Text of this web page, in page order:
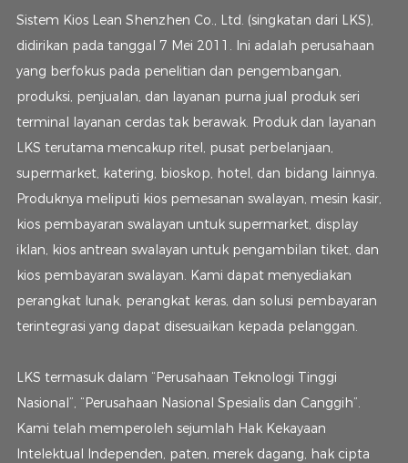
Sistem Kios Lean Shenzhen Co., Ltd. (singkatan dari LKS),
didirikan pada tanggal 7 Mei 2011. Ini adalah perusahaan
yang berfokus pada penelitian dan pengembangan,
produksi, penjualan, dan layanan purna jual produk seri
terminal layanan cerdas tak berawak. Produk dan layanan
LKS terutama mencakup ritel, pusat perbelanjaan,
supermarket, katering, bioskop, hotel, dan bidang lainnya.
Produknya meliputi kios pemesanan swalayan, mesin kasir,
kios pembayaran swalayan untuk supermarket, display
iklan, kios antrean swalayan untuk pengambilan tiket, dan
kios pembayaran swalayan. Kami dapat menyediakan
perangkat lunak, perangkat keras, dan solusi pembayaran
terintegrasi yang dapat disesuaikan kepada pelanggan.
LKS termasuk dalam “Perusahaan Teknologi Tinggi
Nasional”, “Perusahaan Nasional Spesialis dan Canggih”.
Kami telah memperoleh sejumlah Hak Kekayaan
Intelektual Independen, paten, merek dagang, hak cipta